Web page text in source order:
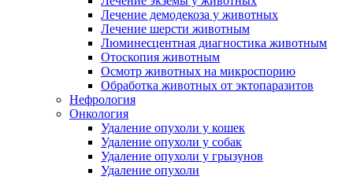
Лечение демодекоза у животных
Лечение шерсти животным
Люминесцентная диагностика животным
Отоскопия животным
Осмотр животных на микроспорию
Обработка животных от эктопаразитов
Нефрология
Онкология
Удаление опухоли у кошек
Удаление опухоли у собак
Удаление опухоли у грызунов
Удаление опухоли